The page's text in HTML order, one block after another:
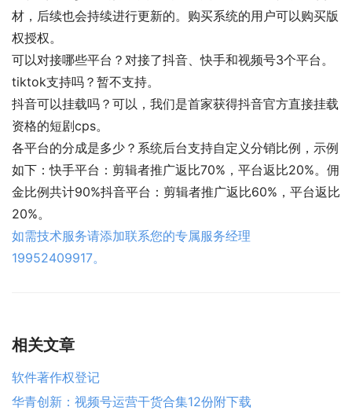
材，后续也会持续进行更新的。购买系统的用户可以购买版
权授权。
可以对接哪些平台？对接了抖音、快手和视频号3个平台。
tiktok支持吗？暂不支持。
抖音可以挂载吗？可以，我们是首家获得抖音官方直接挂载
资格的短剧cps。
各平台的分成是多少？系统后台支持自定义分销比例，示例
如下：快手平台：剪辑者推广返比70%，平台返比20%。佣
金比例共计90%抖音平台：剪辑者推广返比60%，平台返比
20%。
如需技术服务请添加联系您的专属服务经理
19952409917。
相关文章
软件著作权登记
华青创新：视频号运营干货合集12份附下载